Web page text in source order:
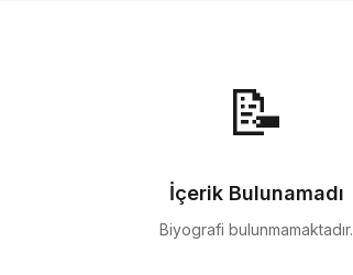
📝
İçerik Bulunamadı
Biyografi bulunmamaktadır.